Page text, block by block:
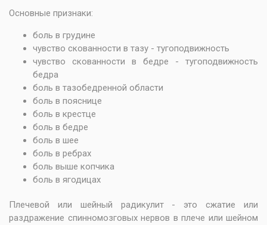
Основные признаки:
боль в грудине
чувство скованности в тазу - тугоподвижность
чувство скованности в бедре - тугоподвижность
бедра
боль в тазобедренной области
боль в пояснице
боль в крестце
боль в бедре
боль в шее
боль в ребрах
боль выше копчика
боль в ягодицах
Плечевой или шейный радикулит - это сжатие или
раздражение спинномозговых нервов в плече или шейном